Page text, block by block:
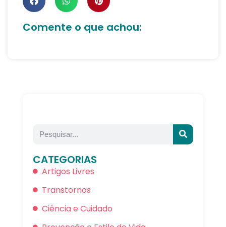
Comente o que achou:
CATEGORIAS
Artigos Livres
Transtornos
Ciência e Cuidado